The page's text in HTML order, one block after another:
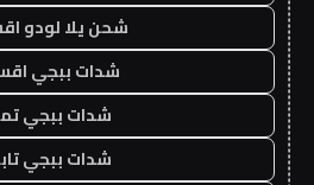
شحن يلا لودو
شدات ببجي
شدات ببجي
شدات ببجي